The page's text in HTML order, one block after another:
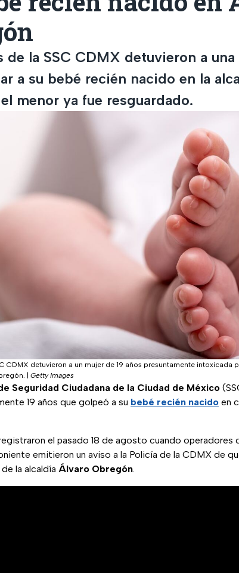
de la SSC CDMX detuvieron a
a su bebé recién nacido en la
menor ya fue resguardado.
CDMX detuvieron a un mujer de 19 años presuntamente intoxicada
Getty Images
Seguridad Ciudadana de la Ciudad de México
19 años que golpeó a su bebé recién nacido en
el pasado 18 de agosto cuando operadores
emitieron un aviso a la Policía de la CDMX de
la alcaldía Álvaro Obregón.